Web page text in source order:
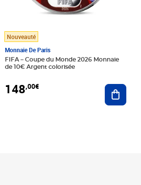
au panier
Nouveauté
Monnaie De Paris
FIFA – Coupe du Monde 2026 Monnaie
de 10€ Argent colorisée
148,00€